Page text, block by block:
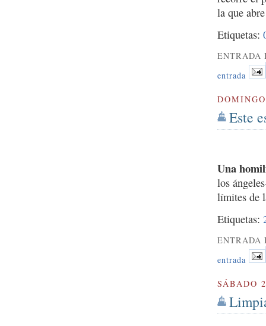
la que
Etiquetas:
ENTRADA
entrada
Este
Una
los
límites de
Etiquetas:
ENTRADA
entrada
SÁBADO